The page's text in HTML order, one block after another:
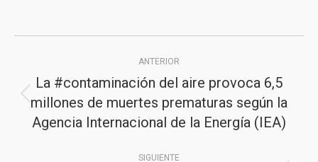
entre
publicaciones
ANTERIOR
Publicación
anterior:
La #contaminación del aire provoca 6,5
millones de muertes prematuras según la
Agencia Internacional de la Energía (IEA)
SIGUIENTE